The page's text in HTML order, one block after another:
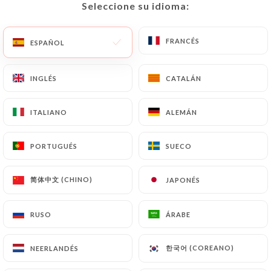
Seleccione su idioma:
ESPAÑOL FRANCÉS
INGLÉS CATALÁN
ITALIANO ALEMÁN
PORTUGUÉS SUECO
简体中文 (CHINO) JAPONÉS
RUSO ÁRABE
NEERLANDÉS 한국어 (COREANO)
/
Contacto
APIK
Seleccione su idioma:
ESPAÑOL FRANCÉS
INGLÉS CATALÁN
ITALIANO ALEMÁN
PORTUGUÉS SUECO
简体中文 (CHINO) JAPONÉS
RUSO ÁRABE
NEERLANDÉS 한국어 (COREANO)